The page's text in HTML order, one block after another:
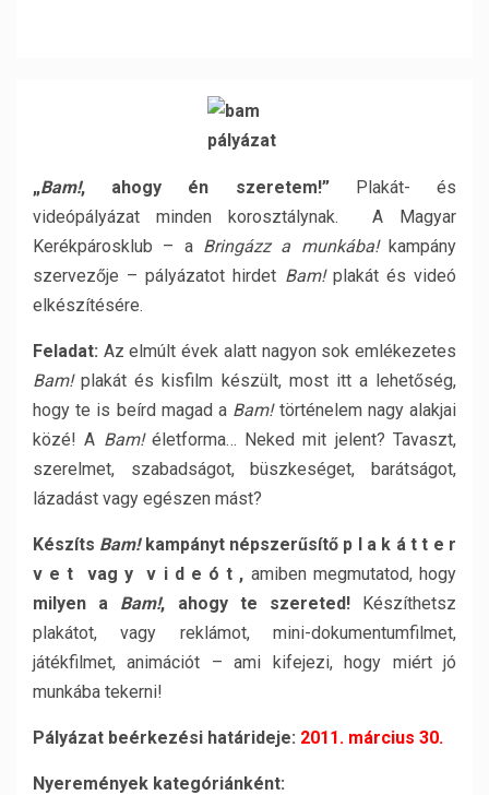
„Bam!, ahogy én szeretem!” Plakát- és
videópályázat minden korosztálynak.
A Magyar
Kerékpárosklub – a Bringázz a munkába! kampány
szervezője – pályázatot hirdet Bam! plakát és videó
elkészítésére.
Feladat: Az elmúlt évek alatt nagyon sok emlékezetes
Bam!plakát és kisfilm készült, most itt a lehetőség,
hogy te is beírd magad a Bam! történelem nagy alakjai
közé! A Bam! életforma… Neked mit jelent? Tavaszt,
szerelmet, szabadságot, büszkeséget, barátságot,
lázadást vagy egészen mást?
Készíts Bam! kampányt népszerűsítő p l a k á t t e r
v e t vag y v i d e ó t , amiben megmutatod, hogy
milyen a Bam!, ahogy te szereted! Készíthetsz
plakátot, vagy reklámot, mini-dokumentumfilmet,
játékfilmet, animációt – ami kifejezi, hogy miért jó
munkába tekerni!
Pályázat beérkezési határideje: 2011. március 30.
Nyeremények kategóriánként: